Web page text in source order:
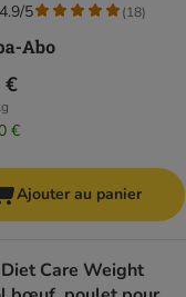
€
€
5 (18)
Ajouter au panier
Care Weight